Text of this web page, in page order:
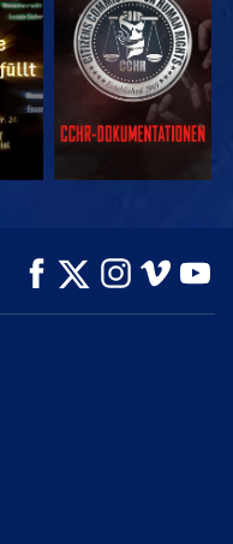
ANSEHEN
SERIE
ENTDECKEN